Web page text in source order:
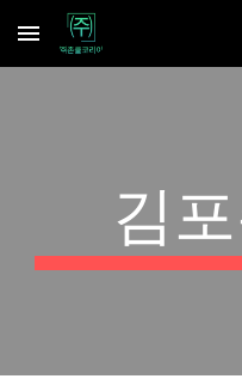
Skip to main content
김